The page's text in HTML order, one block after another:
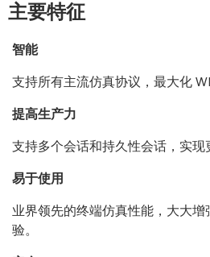
主要特征
智能
支持所有主流仿真协议，最大化
提高生产力
支持多个会话和持久性会话，实现
易于使用
业界领先的终端仿真性能，大大
验。